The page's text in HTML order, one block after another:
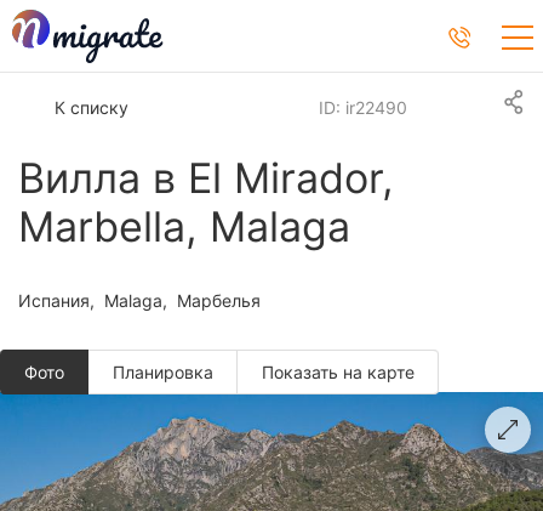
К списку
Вилла в El Mirador,
Marbella, Malaga
ID: ir22490
Испания Malaga Марбелья
Фото Планировкa Показать на карте